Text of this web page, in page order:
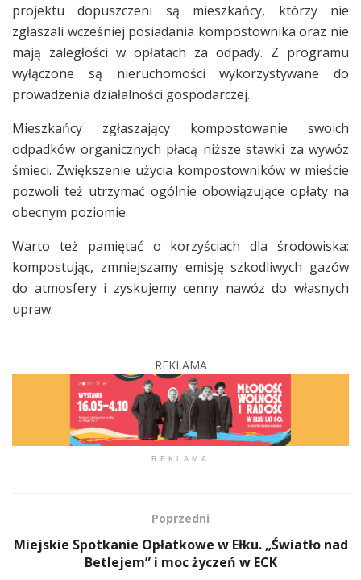
projektu dopuszczeni są mieszkańcy, którzy nie
zgłaszali wcześniej posiadania kompostownika oraz nie
mają zaległości w opłatach za odpady. Z programu
wyłączone są nieruchomości wykorzystywane do
prowadzenia działalności gospodarczej.
Mieszkańcy zgłaszający kompostowanie swoich
odpadków organicznych płacą niższe stawki za wywóz
śmieci. Zwiększenie użycia kompostowników w mieście
pozwoli też utrzymać ogólnie obowiązujące opłaty na
obecnym poziomie.
Warto też pamiętać o korzyściach dla środowiska:
kompostując, zmniejszamy emisję szkodliwych gazów
do atmosfery i zyskujemy cenny nawóz do własnych
upraw.
REKLAMA
REKLAMA
Poprzedni
Miejskie Spotkanie Opłatkowe w Ełku. „Światło nad
Betlejem” i moc życzeń w ECK